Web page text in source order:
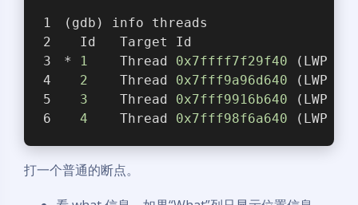
(gdb) info threads
Id   Target Id
*
1
    Thread
0x7ffff7f29f40 (LWP
2
    Thread
0x7fff9a96d640 (LWP
3
    Thread
0x7fff9916b640 (LWP
4
    Thread
0x7fff98f6a640 (LWP
打一个普通的断点。